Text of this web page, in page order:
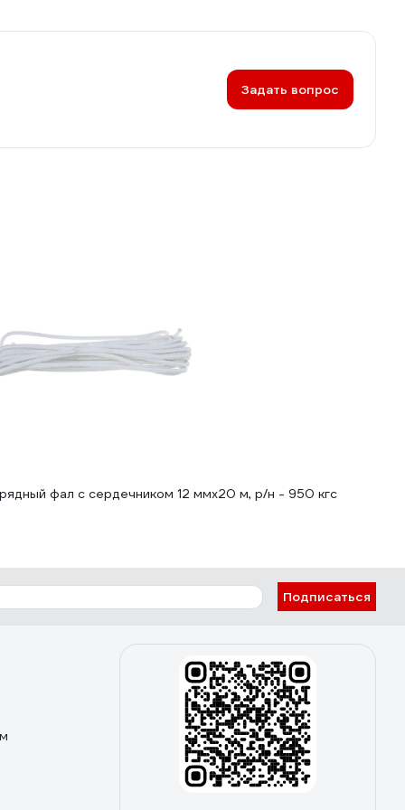
Задать вопрос
фал с сердечником 12 ммх20 м, р/н - 950 кгс
Подписаться